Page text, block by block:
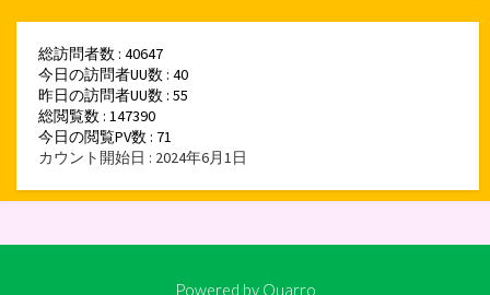
総訪問者数 : 40647
今日の訪問者UU数 : 40
昨日の訪問者UU数 : 55
総閲覧数 : 147390
今日の閲覧PV数 : 71
カウント開始日 : 2024年6月1日
Powered by Quarro